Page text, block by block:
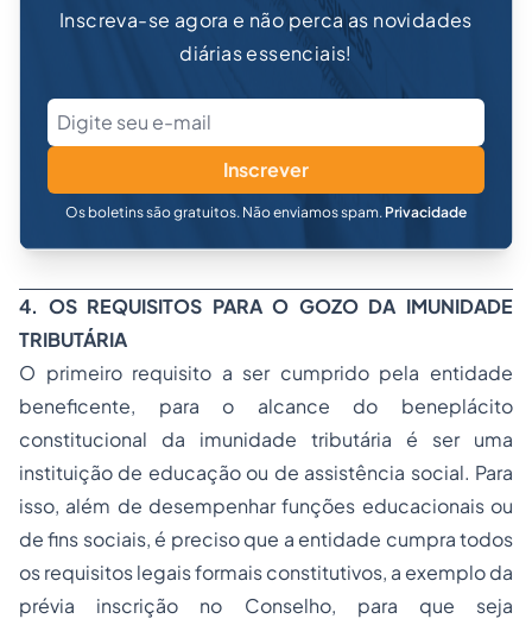
Inscreva-se agora e não perca as novidades
diárias essenciais!
Inscrever
Os boletins são gratuitos. Não enviamos spam. Privacidade
4. OS REQUISITOS PARA O GOZO DA IMUNIDADE
TRIBUTÁRIA
O primeiro requisito a ser cumprido pela entidade
beneficente, para o alcance do beneplácito
constitucional da imunidade tributária é ser uma
instituição de educação ou de assistência social. Para
isso, além de desempenhar funções educacionais ou
de fins sociais, é preciso que a entidade cumpra todos
os requisitos legais formais constitutivos, a exemplo da
prévia inscrição no Conselho, para que seja